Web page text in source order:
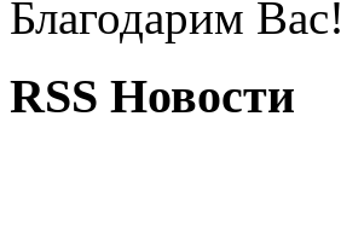
Благодарим Вас!
RSS Новости